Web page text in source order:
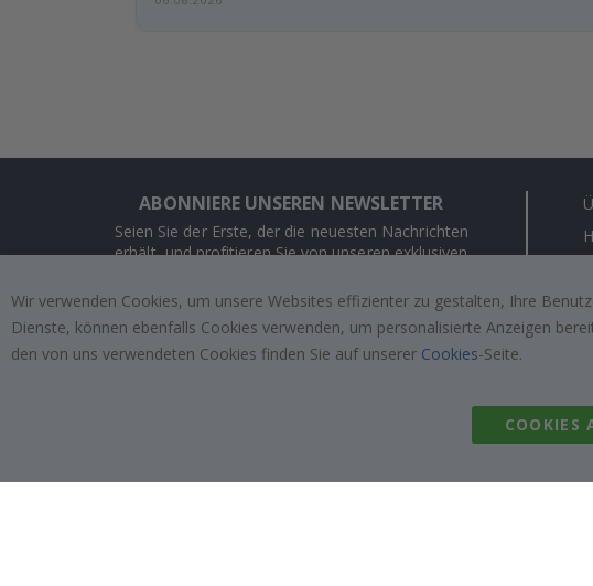
ABONNIERE UNSEREN NEWSLETTER
Seien Sie der Erste, der die neuesten Nachrichten
erhält, und profitieren Sie von unseren exklusiven
ABONNIEREN
Wir verwenden Cookies, um unsere Websites effizienter zu gestalten, Ihre
Dienste, können ebenfalls Cookies verwenden, um personalisierte Anzeigen
den von uns verwendeten Cookies finden Sie auf unserer Cookies-Seite.
COOKIES